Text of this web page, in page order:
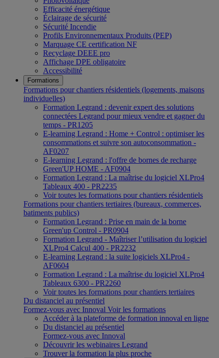
Efficacité énergétique
Éclairage de sécurité
Sécurité Incendie
Profils Environnementaux Produits (PEP)
Marquage CE certification NF
Recyclage DEEE pro
Affichage DPE obligatoire
Accessibilité
Formations
Formations pour chantiers résidentiels (logements, maisons
individuelles)
Formation Legrand : devenir expert des solutions
connectées Legrand pour mieux vendre et gagner du
temps - PR1205
E-learning Legrand : Home + Control : optimiser les
consommations et suivre son autoconsommation -
AF0207
E-learning Legrand : l'offre de bornes de recharge
Green'UP HOME - AF0904
Formation Legrand : La maîtrise du logiciel XLPro4
Tableaux 400 - PR2235
Voir toutes les formations pour chantiers résidentiels
Formations pour chantiers tertiaires (bureaux, commerces,
batiments publics)
Formation Legrand : Prise en main de la borne
Green'up Control - PR0904
Formation Legrand - Maîtriser l’utilisation du logiciel
XLPro4 Calcul 400 - PR2232
E-learning Legrand : la suite logiciels XLPro4 -
AF0604
Formation Legrand : La maîtrise du logiciel XLPro4
Tableaux 6300 - PR2260
Voir toutes les formations pour chantiers tertiaires
Du distanciel au présentiel
Formez-vous avec Innoval Voir les formations
Accéder à la plateforme de formation innoval en ligne
Du distanciel au présentiel
Formez-vous avec Innoval
Découvrir les webinaires Legrand
Trouver la formation la plus proche